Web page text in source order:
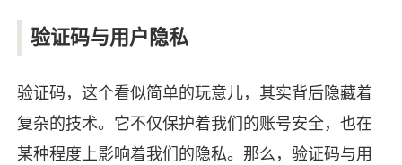
验证码与用户隐私
验证码，这个看似简单的玩意儿，其实背后隐藏着
复杂的技术。它不仅保护着我们的账号安全，也在
某种程度上影响着我们的隐私。那么，验证码与用